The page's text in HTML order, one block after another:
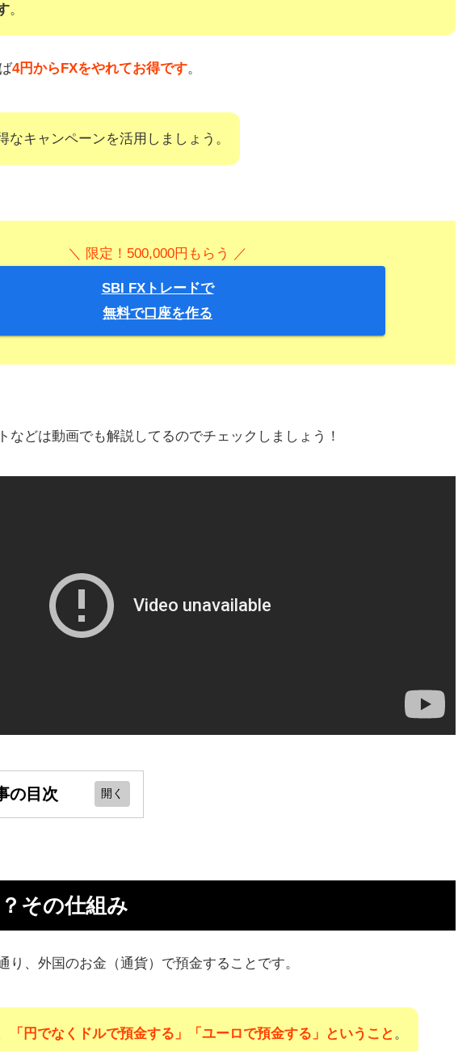
。
4円からFXをやれてお得です。
なキャンペーンを活用しましょう。
＼ 限定！500,000円もらう ／
SBI FXトレードで
無料で口座を作る
どは動画でも解説してるのでチェックしましょう！
の目次
よりFXの方がオス
めできない人
その仕組み
り、外国のお金（通貨）で預金することです。
「円でなくドルで預金する」「ユーロで預金する」ということ 。